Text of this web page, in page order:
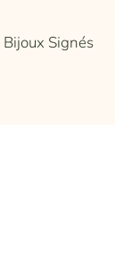
Bijoux Signés